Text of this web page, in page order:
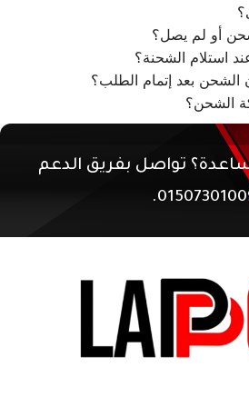
أو لم يصل؟
استلام الشحنة؟
الشحن بعد إتمام الطلب؟
الشحن؟
تواصل بفريق الدعم